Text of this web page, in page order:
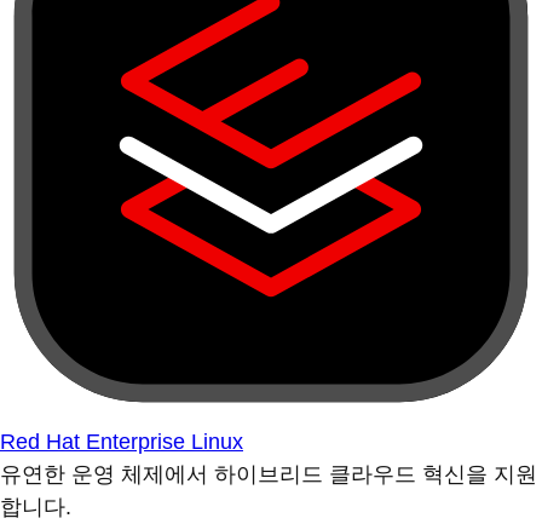
Red Hat Enterprise Linux
유연한 운영 체제에서 하이브리드 클라우드 혁신을 지원
합니다.